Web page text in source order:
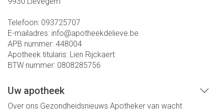
Telefoon: 093725707
E-mailadres: info@apotheekdelieve.be
APB nummer: 448004
Apotheek titularis: Lien Rijckaert
BTW nummer: 0808285756
Uw apotheek
Over ons Gezondheidsnieuws Apotheker van wacht